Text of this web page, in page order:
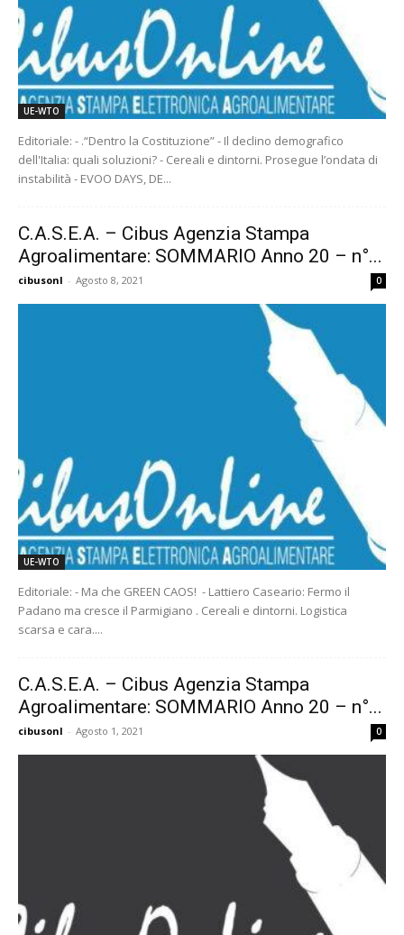
UE-WTO
Editoriale: - .“Dentro la Costituzione” - Il declino demografico
dell'Italia: quali soluzioni? - Cereali e dintorni. Prosegue l’ondata di
instabilità - EVOO DAYS, DE...
C.A.S.E.A. – Cibus Agenzia Stampa
Agroalimentare: SOMMARIO Anno 20 – n°...
cibusonl - Agosto 8, 2021 0
UE-WTO
Editoriale: - Ma che GREEN CAOS! - Lattiero Caseario: Fermo il
Padano ma cresce il Parmigiano . Cereali e dintorni. Logistica
scarsa e cara....
C.A.S.E.A. – Cibus Agenzia Stampa
Agroalimentare: SOMMARIO Anno 20 – n°...
cibusonl - Agosto 1, 2021 0